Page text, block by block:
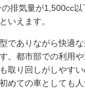
排気量が1,500cc
いえます。
でありながら快適
。都市部での利用
取り回しがしやすい
めての車としても人